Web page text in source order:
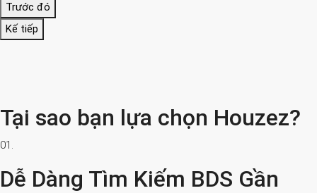
Trước đó
Kế tiếp
Tại sao bạn lựa chọn Houzez?
01.
Dễ Dàng Tìm Kiếm BDS Gần